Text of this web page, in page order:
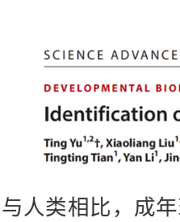
与人类相比，成